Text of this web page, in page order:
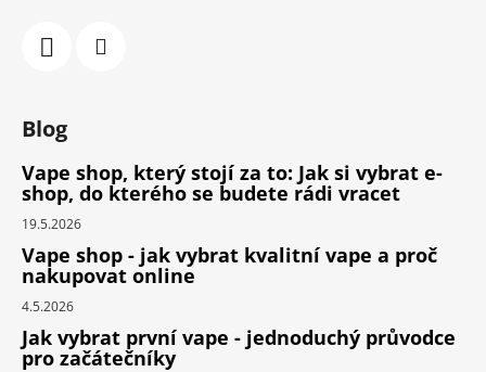
Blog
Vape shop, který stojí za to: Jak si vybrat e-
shop, do kterého se budete rádi vracet
19.5.2026
Vape shop - jak vybrat kvalitní vape a proč
nakupovat online
4.5.2026
Jak vybrat první vape - jednoduchý průvodce
pro začátečníky